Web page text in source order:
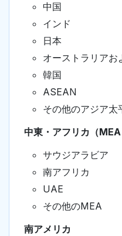
中国
インド
日本
オーストラリアお
韓国
ASEAN
その他のアジア太
中東・アフリカ（MEA
サウジアラビア
南アフリカ
UAE
その他のMEA
南アメリカ